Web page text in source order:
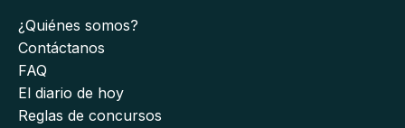
¿Quiénes somos?
Contáctanos
FAQ
El diario de hoy
Reglas de concursos